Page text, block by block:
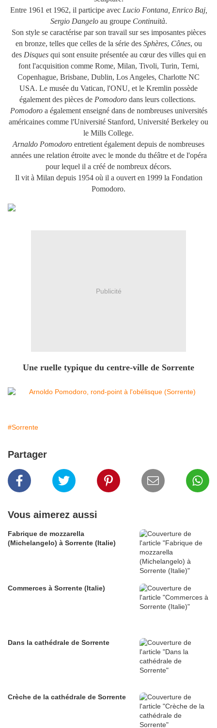
Entre 1961 et 1962, il participe avecLucio Fontana, Enrico Baj,
Sergio Dangelo au groupe Continuità.
Son style se caractérise par son travail sur ses imposantes pièces
en bronze, telles que celles de la série des Sphères, Cônes, ou
des Disquesqui sont ensuite présentée au cœur des villes qui en
font l'acquisition comme Rome, Milan, Tivoli, Turin, Terni,
Copenhague, Brisbane, Dublin, Los Angeles, Charlotte NC
USA. Le musée du Vatican, l'ONU, et le Kremlin possède
également des pièces de Pomodoro dans leurs collections.
Pomodoroa également enseigné dans de nombreuses universités
américaines comme l'Université Stanford, Université Berkeley ou
le Mills College.
Arnaldo Pomodoro entretient également depuis de nombreuses
années une relation étroite avec le monde du théâtre et de l'opéra
pour lequel il a créé de nombreux décors.
Il vit à Milan depuis 1954 où il a ouvert en 1999 la Fondation
Pomodoro.
Publicité
Une ruelle typique du centre-ville de Sorrente
#Sorrente
Partager
Vous aimerez aussi
Fabrique de mozzarella
(Michelangelo) à Sorrente (Italie)
Commerces à Sorrente (Italie)
Dans la cathédrale de Sorrente
Crèche de la cathédrale de Sorrente